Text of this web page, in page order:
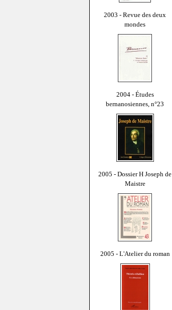
2003 - Revue des deux
mondes
2004 - Études
bernanosiennes, n°23
2005 - Dossier H Joseph de
Maistre
2005 - L'Atelier du roman